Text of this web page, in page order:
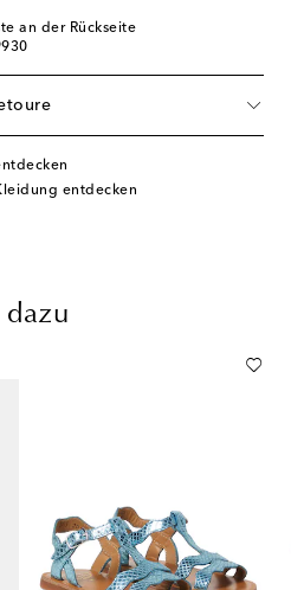
an der Rückseite
entdecken
dazu